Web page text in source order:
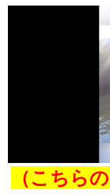
（こちら